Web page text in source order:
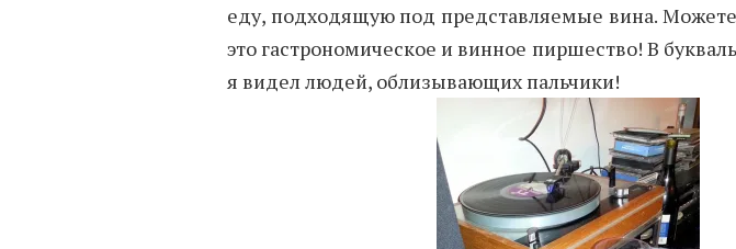
еду, подходящую под представляемые вина. Можете
это гастрономическое и винное пиршество! В
я видел людей, облизывающих пальчики!